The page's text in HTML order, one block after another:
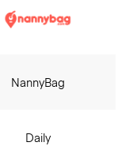
NannyBag
Daily